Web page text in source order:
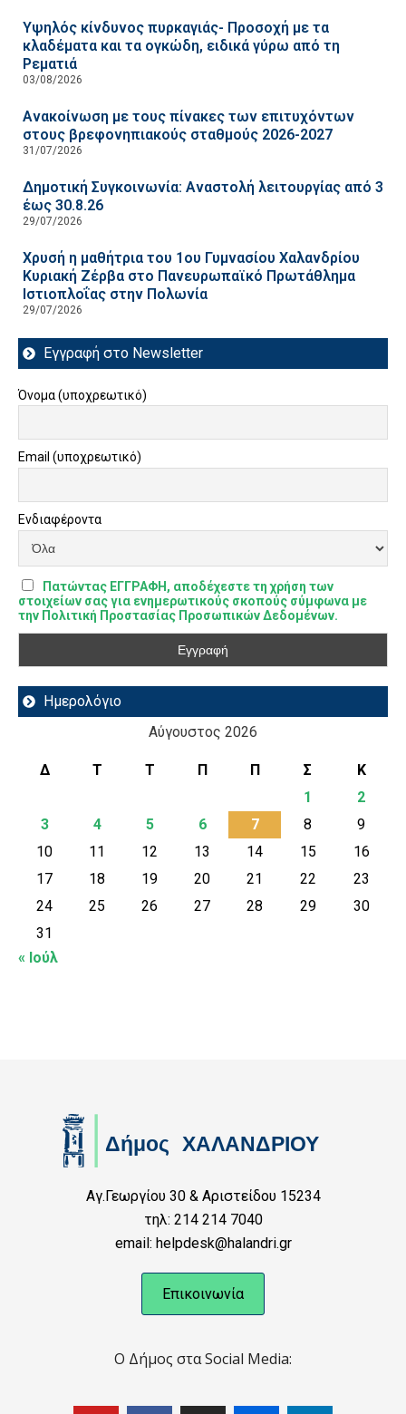
Υψηλός κίνδυνος πυρκαγιάς- Προσοχή με τα
κλαδέματα και τα ογκώδη, ειδικά γύρω από τη
Ρεματιά
03/08/2026
Ανακοίνωση με τους πίνακες των επιτυχόντων
στους βρεφονηπιακούς σταθμούς 2026-2027
31/07/2026
Δημοτική Συγκοινωνία: Αναστολή λειτουργίας από 3
έως 30.8.26
29/07/2026
Χρυσή η μαθήτρια του 1ου Γυμνασίου Χαλανδρίου
Κυριακή Ζέρβα στο Πανευρωπαϊκό Πρωτάθλημα
Ιστιοπλοΐας στην Πολωνία
29/07/2026
Εγγραφή στο Newsletter
Όνομα (υποχρεωτικό)
Email (υποχρεωτικό)
Ενδιαφέροντα
Πατώντας ΕΓΓΡΑΦΗ, αποδέχεστε τη χρήση των
στοιχείων σας για ενημερωτικούς σκοπούς σύμφωνα με
την Πολιτική Προστασίας Προσωπικών Δεδομένων.
Ημερολόγιο
Αύγουστος 2026
Δ Τ Τ Π Π Σ
Κ
1
2
3
4 5 6 7 8
9
10
11 12 13 14 15
16
17
18 19 20 21 22
23
24
25 26 27 28 29
30
31
« Ιούλ
Αγ.Γεωργίου 30 & Αριστείδου 15234
τηλ: 214 214 7040
email: helpdesk@halandri.gr
Επικοινωνία
Ο Δήμος στα Social Media: